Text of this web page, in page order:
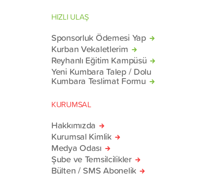
HIZLI ULAŞ
Sponsorluk Ödemesi Yap
Kurban Vekaletlerim
Reyhanlı Eğitim Kampüsü
Yeni Kumbara Talep / Dolu
Kumbara Teslimat Formu
KURUMSAL
Hakkımızda
Kurumsal Kimlik
Medya Odası
Şube ve Temsilcilikler
Bülten / SMS Abonelik